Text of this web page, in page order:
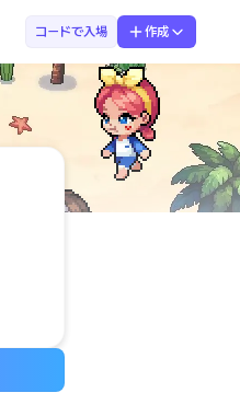
コードで入場 作成
笹岡